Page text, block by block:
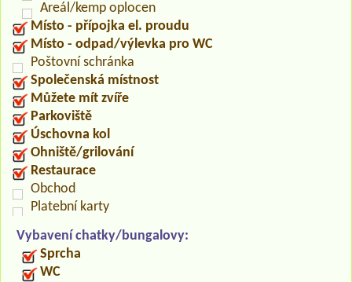
Areál/kemp oplocen
Místo - přípojka el. proudu
Místo - odpad/výlevka pro WC
Poštovní schránka
Společenská místnost
Můžete mít zvíře
Parkoviště
Úschovna kol
Ohniště/grilování
Restaurace
Obchod
Platební karty
Vybavení chatky/bungalovy:
Sprcha
WC